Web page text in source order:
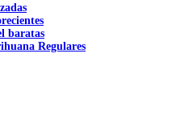
baratas
Regulares